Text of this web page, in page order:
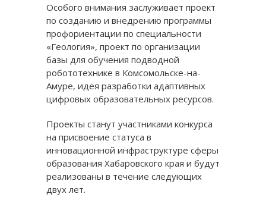
Особого внимания заслуживает проект
по созданию и внедрению программы
профориентации по специальности
«Геология», проект по организации
базы для обучения подводной
робототехнике в Комсомольске-на-
Амуре, идея разработки адаптивных
цифровых образовательных ресурсов.
Проекты станут участниками конкурса
на присвоение статуса в
инновационной инфраструктуре сферы
образования Хабаровского края и будут
реализованы в течение следующих
двух лет.